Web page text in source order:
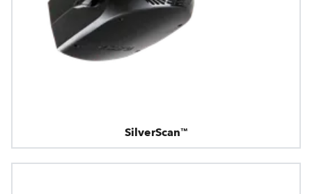
SilverScan™